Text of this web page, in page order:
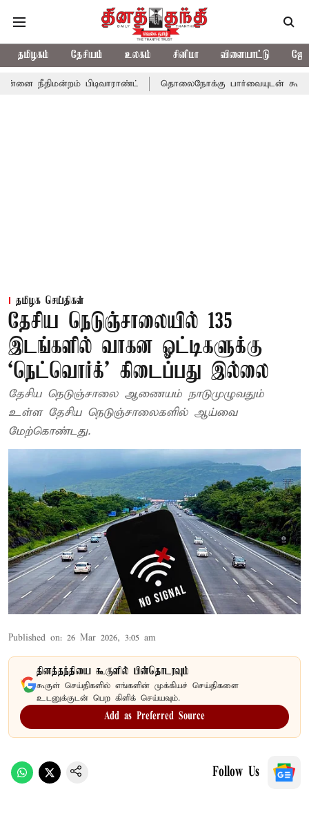
தமிழகம் தேசியம் உலகம் சினிமா விளையாட்டு
பிடிவாராண்ட் தொலைநோக்கு பார்வையுடன் கூடிய
தமிழக செய்திகள்
தேசிய நெடுஞ்சாலையில் 135
இடங்களில் வாகன ஓட்டிகளுக்கு
‘நெட்வொர்க்’ கிடைப்பது இல்லை
தேசிய நெடுஞ்சாலை ஆணையம் நாடுமுழுவதும்
உள்ள தேசிய நெடுஞ்சாலைகளில் ஆய்வை
மேற்கொண்டது.
Published on: 26 Mar 2026, 3:05 am
தினத்தந்தியை கூகுளில் பின்தொடரவும்
கூகுள் செய்திகளில் எங்களின் முக்கியச் செய்திகளை
உடனுக்குடன் பெற கிளிக் செய்யவும்.
Add as Preferred Source
Follow Us